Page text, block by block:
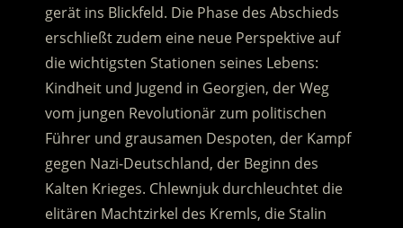
gerät ins Blickfeld. Die Phase des Abschieds
erschließt zudem eine neue Perspektive auf
die wichtigsten Stationen seines Lebens:
Kindheit und Jugend in Georgien, der Weg
vom jungen Revolutionär zum politischen
Führer und grausamen Despoten, der Kampf
gegen Nazi-Deutschland, der Beginn des
Kalten Krieges. Chlewnjuk durchleuchtet die
elitären Machtzirkel des Kremls, die Stalin